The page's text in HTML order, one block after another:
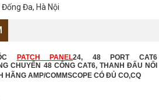
Đa, Hà Nội
PATCH PANEL24, 48 PORT CAT6
CHUYỂN 48 CỔNG CAT6, THANH ĐẤU NỐI
HÃNG AMP/COMMSCOPE CÓ ĐỦ CO,CQ